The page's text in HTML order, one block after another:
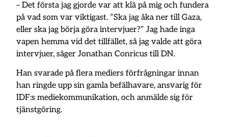
– Det första jag gjorde var att klä på mig och fundera
på vad som var viktigast. ”Ska jag åka ner till Gaza,
eller ska jag börja göra intervjuer?” Jag hade inga
vapen hemma vid det tillfället, så jag valde att göra
intervjuer, säger Jonathan Conricus till DN.
Han svarade på flera mediers förfrågningar innan
han ringde upp sin gamla befälhavare, ansvarig för
IDF:s mediekommunikation, och anmälde sig för
tjänstgöring.